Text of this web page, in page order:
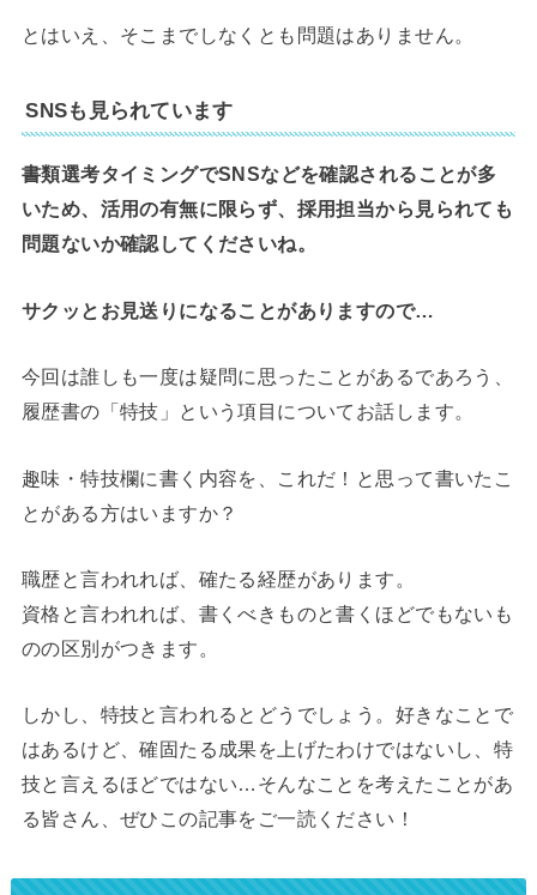
とはいえ、そこまでしなくとも問題はありません。
SNSも見られています
書類選考タイミングでSNSなどを確認されることが多
いため、活用の有無に限らず、採用担当から見られても
問題ないか確認してくださいね。
サクッとお見送りになることがありますので…
今回は誰しも一度は疑問に思ったことがあるであろう、
履歴書の「特技」という項目についてお話します。
趣味・特技欄に書く内容を、これだ！と思って書いたこ
とがある方はいますか？
職歴と言われれば、確たる経歴があります。
資格と言われれば、書くべきものと書くほどでもないも
のの区別がつきます。
しかし、特技と言われるとどうでしょう。好きなことで
はあるけど、確固たる成果を上げたわけではないし、特
技と言えるほどではない…そんなことを考えたことがあ
る皆さん、ぜひこの記事をご一読ください！